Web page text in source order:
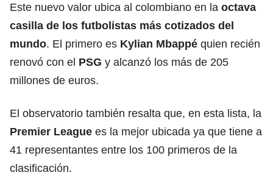
Este nuevo valor ubica al colombiano en la octava
casilla de los futbolistas más cotizados del
mundo. El primero es Kylian Mbappé quien recién
renovó con el PSG y alcanzó los más de 205
millones de euros.
El observatorio también resalta que, en esta lista, la
Premier League es la mejor ubicada ya que tiene a
41 representantes entre los 100 primeros de la
clasificación.